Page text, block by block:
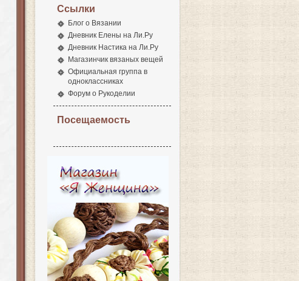
Ссылки
Блог о Вязании
Дневник Елены на Ли.Ру
Дневник Настика на Ли.Ру
Магазинчик вязаных вещей
Официальная группа в
одноклассниках
Форум о Рукоделии
Посещаемость